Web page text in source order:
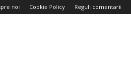
noi Cookie Policy Reguli comentarii